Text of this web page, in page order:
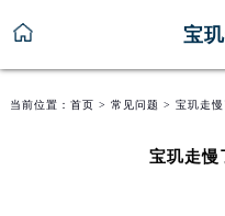
宝
当前位置： 首页 > 常见问题 > 宝玑走慢
宝玑走慢